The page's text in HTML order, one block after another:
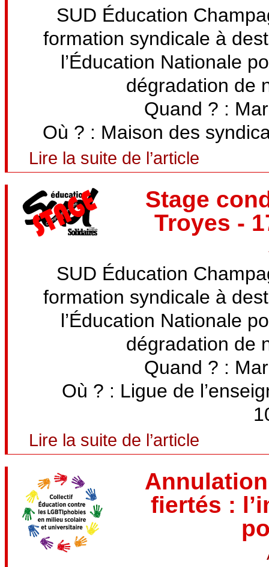
SUD Éducation
formation syndicale à
l’Éducation Nationale
dégradation de
Quand ? :
Où ? : Maison des
Lire la suite de l’article
Stage
Troyes -
SUD Éducation
formation syndicale à
l’Éducation Nationale
dégradation de
Quand ? :
Où ? : Ligue de
Lire la suite de l’article
fiertés :